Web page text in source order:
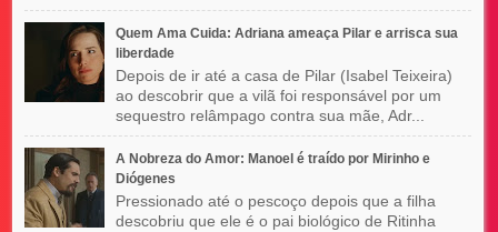
Quem Ama Cuida: Adriana ameaça Pilar e arrisca sua
liberdade
Depois de ir até a casa de Pilar (Isabel Teixeira)
ao descobrir que a vilã foi responsável por um
sequestro relâmpago contra sua mãe, Adr...
A Nobreza do Amor: Manoel é traído por Mirinho e
Diógenes
Pressionado até o pescoço depois que a filha
descobriu que ele é o pai biológico de Ritinha